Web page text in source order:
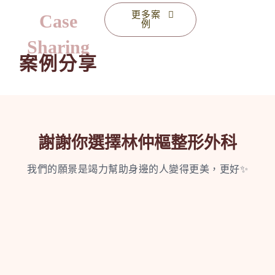
Case
Sharing
案例分享
更多案
例
謝謝你選擇林仲樞整形外科
我們的願景是竭力幫助身邊的人變得更美，更好✨